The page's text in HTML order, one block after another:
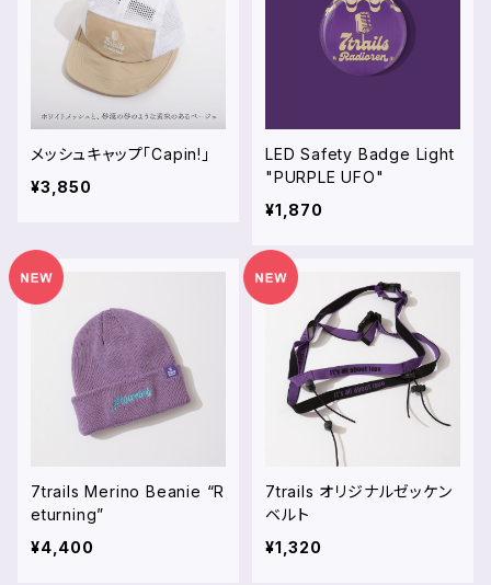
メッシュキャップ「Capin!」
¥3,850
LED Safety Badge Light
"PURPLE UFO"
¥1,870
7trails Merino Beanie “R
eturning”
¥4,400
7trails オリジナルゼッケン
ベルト
¥1,320